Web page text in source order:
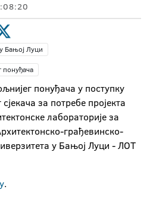
Бањој Луци
понуђача
понуђача у поступку
за потребе пројекта
лабораторије за
грађевинско-
у Бањој Луци - ЛОТ
.